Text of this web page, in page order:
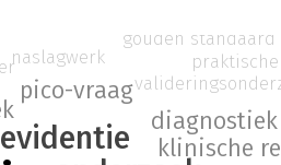
pico-vraag
diagnostiek
klinische
naslagwerk
gouden standaard